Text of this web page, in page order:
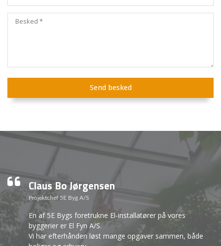
Claus Bo Jørgensen
Projektchef 5E Byg A/S
En af 5E Bygs foretrukne El-installatører på vores
byggerier er El Fyn A/S.
Vi har efterhånden løst mange opgaver sammen, både